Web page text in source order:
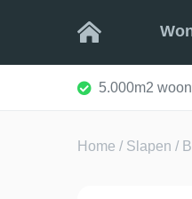
Home
5.000m2
Home / Slapen /